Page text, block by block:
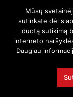
Telefonas:+370
El.paštas:
Mūsų
sutinkate dėl
duotą sutikimą
interneto
Daugiau